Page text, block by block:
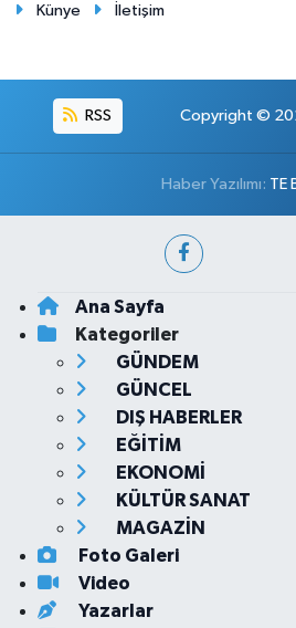
Künye İletişim
RSS Copyright ©
Haber Yazılımı: TE
Ana Sayfa
Kategoriler
GÜNDEM
GÜNCEL
DIŞ HABERLER
EĞİTİM
EKONOMİ
KÜLTÜR SANAT
MAGAZİN
Foto Galeri
Video
Yazarlar